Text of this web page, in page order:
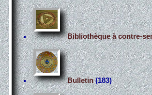
Bibliothèque à contre-
Bulletin(183)